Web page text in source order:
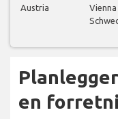
Austria
Vienna
en